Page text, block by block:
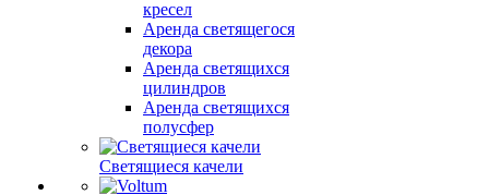
кресел
Аренда светящегося
декора
Аренда светящихся
цилиндров
Аренда светящихся
полусфер
Светящиеся качели